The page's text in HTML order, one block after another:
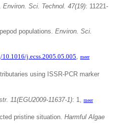
Environ. Sci. Technol. 47(19): 11221-
populations. Environ. Sci.
j.ecss.2005.05.005, meer
using ISSR-PCR marker
11(EGU2009-11637-1): 1, meer
pristine situation. Harmful Algae